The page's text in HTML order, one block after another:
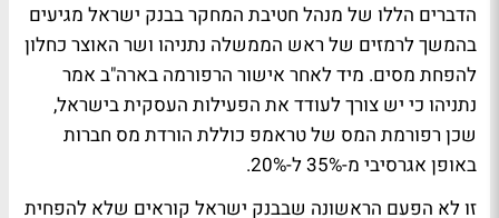
הדברים הללו של מנהל חטיבת המחקר בבנק ישראל מגיעים
בהמשך לרמזים של ראש הממשלה נתניהו ושר האוצר כחלון
להפחת מסים. מיד לאחר אישור הרפורמה בארה"ב אמר
נתניהו כי יש צורך לעודד את הפעילות העסקית בישראל,
שכן רפורמת המס של טראמפ כוללת הורדת מס חברות
באופן אגרסיבי מ-35% ל-20%.
זו לא הפעם הראשונה שבבנק ישראל קוראים שלא להפחית